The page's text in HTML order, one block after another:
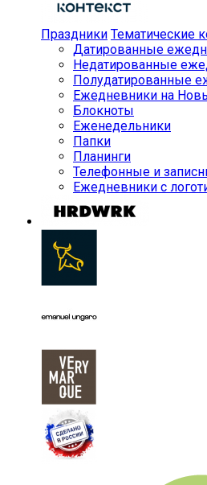
Праздники Тематические
Датированные
Недатированные
Полудатированные
Ежедневники на
Блокноты
Еженедельники
Папки
Планинги
Телефонные и
Ежедневники с